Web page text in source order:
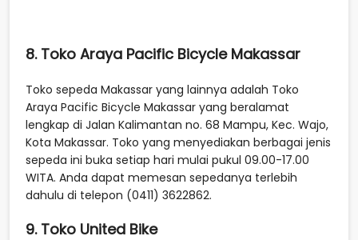
8. Toko Araya Pacific Bicycle Makassar
Toko sepeda Makassar yang lainnya adalah Toko
Araya Pacific Bicycle Makassar yang beralamat
lengkap di Jalan Kalimantan no. 68 Mampu, Kec. Wajo,
Kota Makassar. Toko yang menyediakan berbagai jenis
sepeda ini buka setiap hari mulai pukul 09.00-17.00
WITA. Anda dapat memesan sepedanya terlebih
dahulu di telepon (0411) 3622862.
9. Toko United Bike